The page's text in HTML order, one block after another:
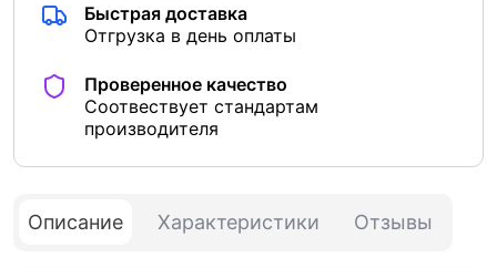
Быстрая доставка
Отгрузка в день оплаты
Проверенное качество
Соотвествует стандартам
производителя
Описание Характеристики Отзывы